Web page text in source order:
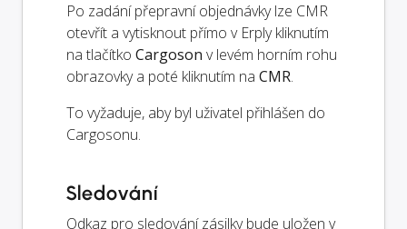
Po zadání přepravní objednávky lze CMR
otevřít a vytisknout přímo v Erply kliknutím
na tlačítko Cargoson v levém horním rohu
obrazovky a poté kliknutím na CMR.
To vyžaduje, aby byl uživatel přihlášen do
Cargosonu.
Sledování
Odkaz pro sledování zásilky bude uložen v